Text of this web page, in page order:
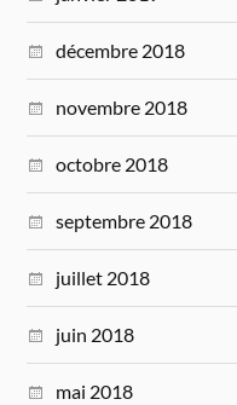
décembre 2018
novembre 2018
octobre 2018
septembre 2018
juillet 2018
juin 2018
mai 2018